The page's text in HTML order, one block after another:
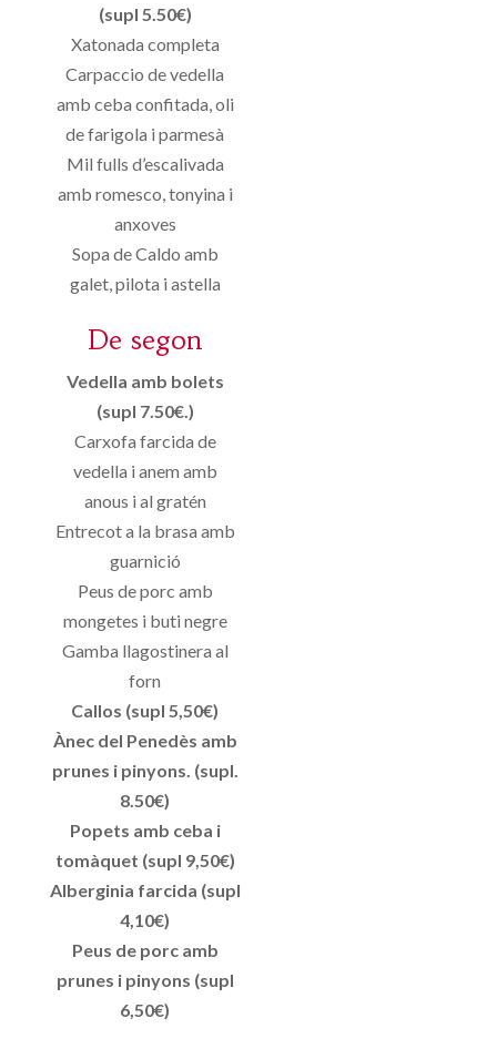
(supl 5.50€)
Xatonada completa
Carpaccio de vedella
amb ceba confitada, oli
de farigola i parmesà
Mil fulls d’escalivada
amb romesco, tonyina i
anxoves
Sopa de Caldo amb
galet, pilota i astella
De segon
Vedella amb bolets
(supl 7.50€.)
Carxofa farcida de
vedella i anem amb
anous i al gratén
Entrecot a la brasa amb
guarnició
Peus de porc amb
mongetes i buti negre
Gamba llagostinera al
forn
Callos (supl 5,50€)
Ànec del Penedès amb
prunes i pinyons. (supl.
8.50€)
Popets amb ceba i
tomàquet (supl 9,50€)
Alberginia farcida (supl
4,10€)
Peus de porc amb
prunes i pinyons (supl
6,50€)